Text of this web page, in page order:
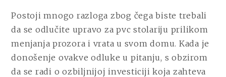
Postoji mnogo razloga zbog čega biste trebali
da se odlučite upravo za pvc stolariju prilikom
menjanja prozora i vrata u svom domu. Kada je
donošenje ovakve odluke u pitanju, s obzirom
da se radi o ozbiljnijoj investiciji koja zahteva